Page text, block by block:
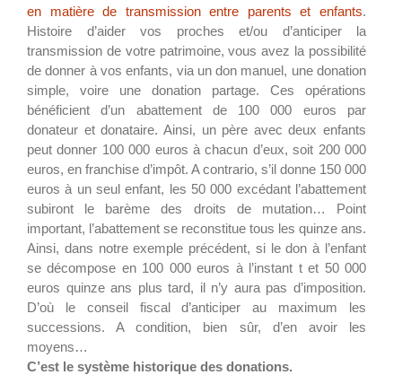
en matière de transmission entre parents et enfants.
Histoire d’aider vos proches et/ou d’anticiper la
transmission de votre patrimoine, vous avez la possibilité
de donner à vos enfants, via un don manuel, une donation
simple, voire une donation partage. Ces opérations
bénéficient d’un abattement de 100 000 euros par
donateur et donataire. Ainsi, un père avec deux enfants
peut donner 100 000 euros à chacun d’eux, soit 200 000
euros, en franchise d’impôt. A contrario, s’il donne 150 000
euros à un seul enfant, les 50 000 excédant l’abattement
subiront le barème des droits de mutation… Point
important, l’abattement se reconstitue tous les quinze ans.
Ainsi, dans notre exemple précédent, si le don à l’enfant
se décompose en 100 000 euros à l’instant t et 50 000
euros quinze ans plus tard, il n’y aura pas d’imposition.
D’où le conseil fiscal d’anticiper au maximum les
successions. A condition, bien sûr, d’en avoir les
moyens…
C’est le système historique des donations.